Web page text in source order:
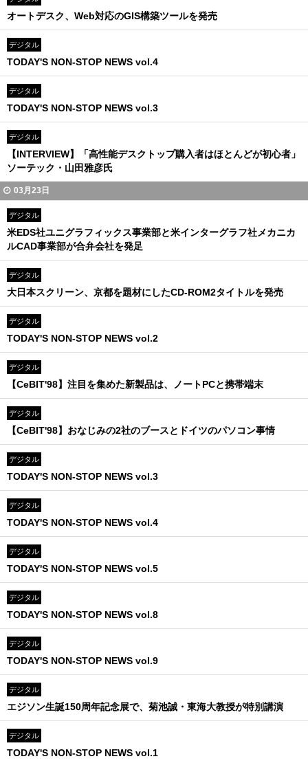
オートデスク、Web対応のGIS構築ツールを発売
デジタル
TODAY'S NON-STOP NEWS vol.4
デジタル
TODAY'S NON-STOP NEWS vol.3
デジタル
【INTERVIEW】「高性能デスクトップ購入者はほとんどが初心者」
ソーテック・山田雅彦氏
03月23日
デジタル
米EDS社ユニグラフィックス事業部と米インターグラフ社メカニカ
ルCAD事業部が合弁会社を発足
デジタル
大日本スクリーン、京都を題材にしたCD-ROM2タイトルを発売
デジタル
TODAY'S NON-STOP NEWS vol.2
デジタル
【CeBIT'98】注目を集めた新製品は、ノートPCと携帯端末
デジタル
【CeBIT'98】おなじみの2社のブースとドイツのパソコン事情
デジタル
TODAY'S NON-STOP NEWS vol.3
デジタル
TODAY'S NON-STOP NEWS vol.4
デジタル
TODAY'S NON-STOP NEWS vol.5
デジタル
TODAY'S NON-STOP NEWS vol.8
デジタル
TODAY'S NON-STOP NEWS vol.9
デジタル
エジソン生誕150周年記念展で、菊池誠・東海大教授が特別講演
デジタル
TODAY'S NON-STOP NEWS vol.1